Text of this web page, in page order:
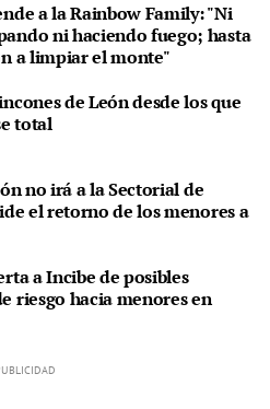
a la Rainbow Family: "Ni
ni haciendo fuego; hasta
a limpiar el monte"
de León desde los que
total
no irá a la Sectorial de
el retorno de los menores a
a Incibe de posibles
riesgo hacia menores en